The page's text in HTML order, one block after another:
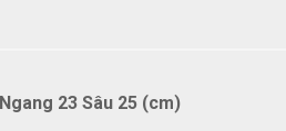
23 Sâu 25 (cm)